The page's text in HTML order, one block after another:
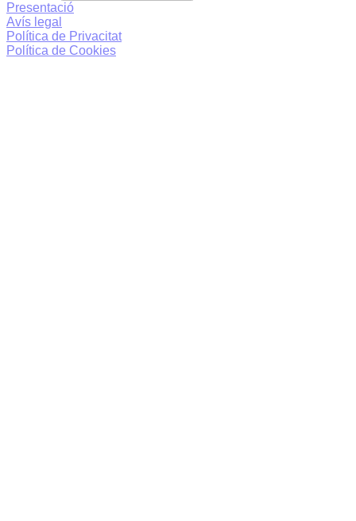
Presentació
Avís legal
Política de Privacitat
Política de Cookies